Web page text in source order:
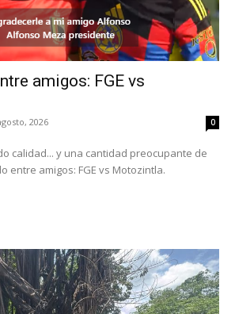
amigos: FGE vs
2026 0
calidad... y una cantidad preocupante de
entre amigos: FGE vs Motozintla.